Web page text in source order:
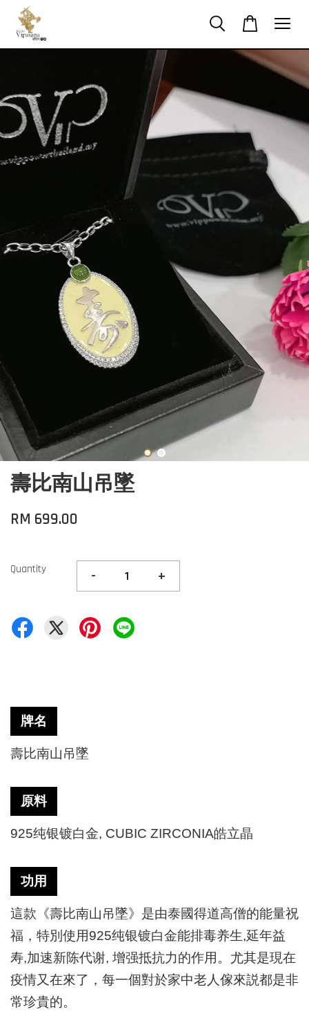
壽比南山吊墜
RM 699.00
Quantity - +
牌名
壽比南山吊墜
原料
925纯银镀白金, CUBIC ZIRCONIA皓立晶
功用
這款《壽比南山吊墜》是由泰國得道高僧的能量祝
福，特別使用925纯银镀白金能排毒养生,延年益
寿,加速新陈代谢, 增强抵抗力的作用。尤其是現在
疫情又在來了，每一個對於家中老人傢來説都是非
常珍貴的。